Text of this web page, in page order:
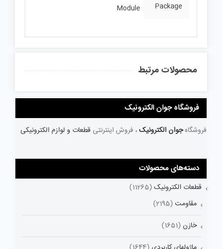
Package
Module
محصولات مرتبط
فروشگاه جوان الکترونیک
فروشگاهجوان الکترونیک ، فروش اینترنتی قطعات و لوازم الکترونیکی
دسته‌های محصولات
قطعات الکترونیک (11265)
مقاومت (2195)
خازن (1651)